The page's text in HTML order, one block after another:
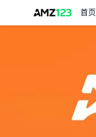
首页